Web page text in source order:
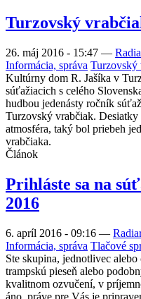
Turzovský
26. máj 2016 - 15:47 —
Informácia, správa Turzovský
Kultúrny dom R. Jašíka v
súťažiacich s celého
hudbou jedenásty ročník
Turzovský vrabčiak.
atmosféra, taký bol priebeh
vrabčiaka.
Článok
Prihláste sa na
2016
6. apríl 2016 - 09:16 —
Informácia, správa Tlačové
Ste skupina, jednotlivec
trampskú pieseň alebo
kvalitnom ozvučení, v